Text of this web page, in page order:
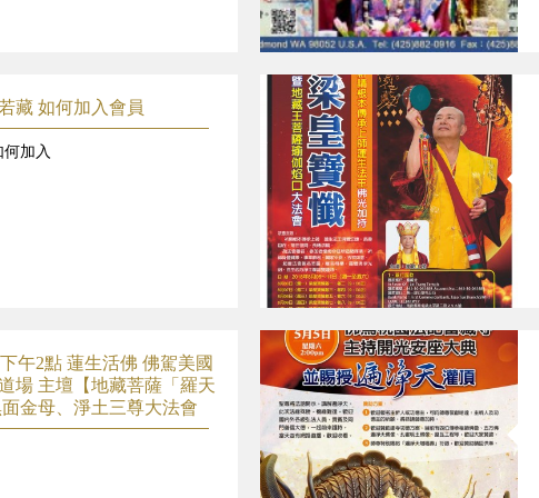
藏 如何加入會員
加入
午2點 蓮生活佛 佛駕美國
場 主壇【地藏菩薩「羅天
金母、淨土三尊大法會